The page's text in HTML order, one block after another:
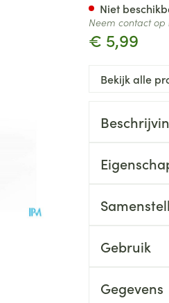
€ 5,99
Niet
Neem contact
Bekijk alle
Gebruik
Gegevens